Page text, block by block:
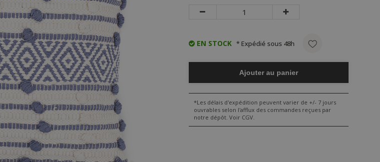
EN STOCK * Expédié sous 48h
Ajouter au panier
*Les délais d'expédition peuvent varier de +/- 7 jours
ouvrables selon l'afflux des commandes reçues par
notre dépôt. Voir CGV.